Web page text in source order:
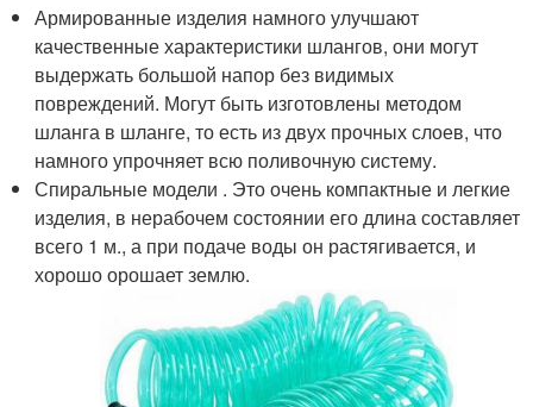
Армированные изделия намного улучшают
качественные характеристики шлангов, они могут
выдержать большой напор без видимых
повреждений. Могут быть изготовлены методом
шланга в шланге, то есть из двух прочных слоев, что
намного упрочняет всю поливочную систему.
Спиральные модели . Это очень компактные и легкие
изделия, в нерабочем состоянии его длина составляет
всего 1 м., а при подаче воды он растягивается, и
хорошо орошает землю.